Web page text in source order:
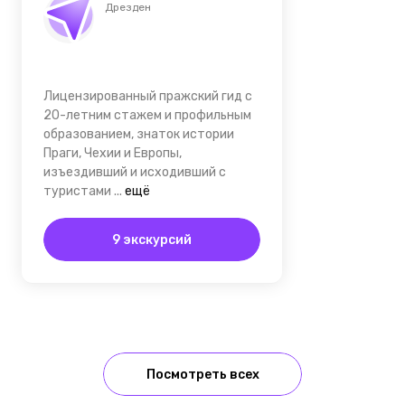
Дрезден
Лицензированный пражский гид с
20-летним стажем и профильным
образованием, знаток истории
Праги, Чехии и Европы,
изъездивший и исходивший с
туристами ... ещё
9 экскурсий
Посмотреть всех